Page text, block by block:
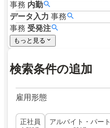
事務 内勤
データ入力 事務
事務 受発注
もっと見る
検索条件の追加
雇用形態
正社員 アルバイト・パート